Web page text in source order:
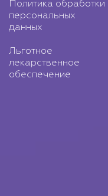
Политика обработки
персональных
данных
Льготное
лекарственное
обеспечение